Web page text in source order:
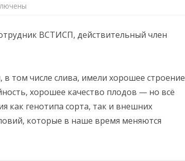
ВСТИСП, действительный член
том числе слива, имели хорошее строение
хорошее качество плодов — но всё
как генотипа сорта, так и внешних
которые в наше время меняются